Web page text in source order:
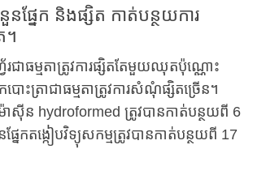
ផ្នែក និងផ្សិត កាត់បន្ថយការ
។
វ័រជាធម្មតាត្រូវការផ្សិតតែមួយឈុតប៉ុណ្ណោះ
ោះត្រាជាធម្មតាត្រូវការសំណុំផ្សិតច្រើន។
ម៉ាស៊ីន hydroformed ត្រូវបានកាត់បន្ថយពី 6
ែកតង្កៀបវិទ្យុសកម្មត្រូវបានកាត់បន្ថយពី 17